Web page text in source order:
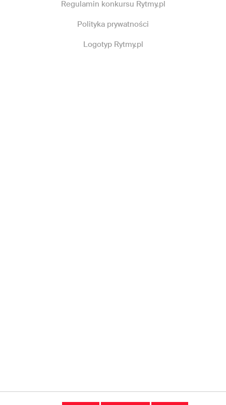
Regulamin konkursu Rytmy.pl
Polityka prywatności
Logotyp Rytmy.pl